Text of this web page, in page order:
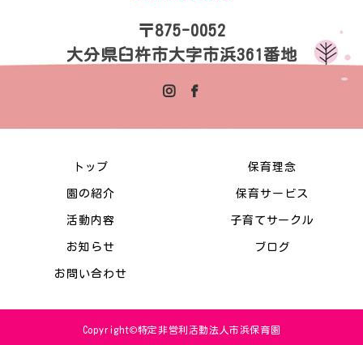
〒875-0052
大分県臼杵市大字市浜361番地
トップ 保育理念
園の紹介 保育サービス
活動内容 子育てサークル
お知らせ ブログ
お問い合わせ
Copyright©特定非営利活動法人市浜保育園